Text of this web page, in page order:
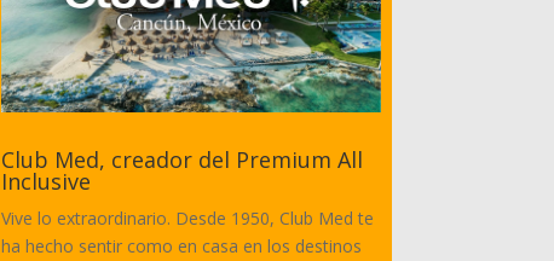
Club Med, creador del Premium All
Inclusive
Vive lo extraordinario. Desde 1950, Club Med te
ha hecho sentir como en casa en los destinos